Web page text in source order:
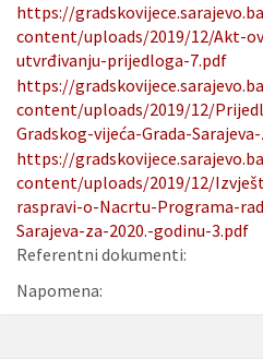
https://
content/uploads/2019/12/Akt-
utvrđivanju-prijedloga-7.pdf
https://
content/uploads/2019/12/
Gradskog-vijeća-Grada-
https://
content/uploads/2019/12/
raspravi-o-Nacrtu-Programa-
Sarajeva-za-2020.-godinu-3.pdf
Referentni dokumenti:
Napomena: